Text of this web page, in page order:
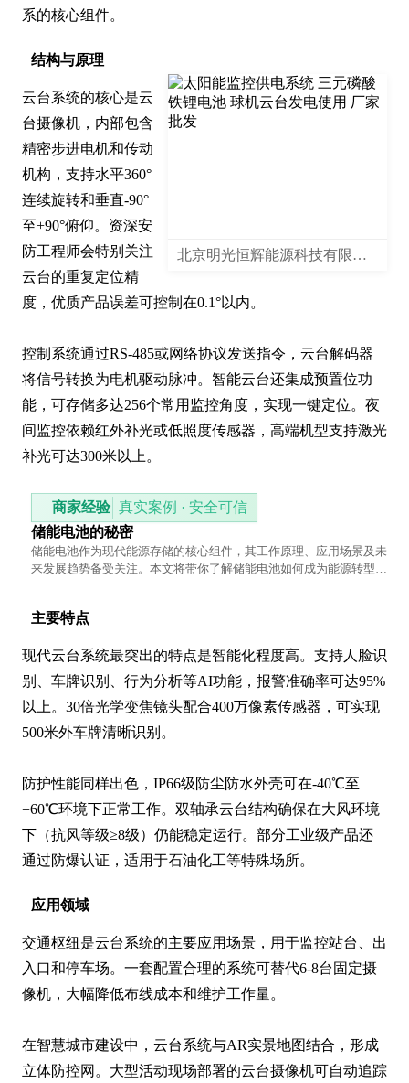
系的核心组件。
结构与原理
北京明光恒辉能源科技有限公司
云台系统的核心是云
台摄像机，内部包含
精密步进电机和传动
机构，支持水平360°
连续旋转和垂直-90°
至+90°俯仰。资深安
防工程师会特别关注
云台的重复定位精
度，优质产品误差可控制在0.1°以内。
控制系统通过RS-485或网络协议发送指令，云台解码器
将信号转换为电机驱动脉冲。智能云台还集成预置位功
能，可存储多达256个常用监控角度，实现一键定位。夜
间监控依赖红外补光或低照度传感器，高端机型支持激光
补光可达300米以上。
商家经验 真实案例 · 安全可信
储能电池的秘密
储能电池作为现代能源存储的核心组件，其工作原理、应用场景及未
来发展趋势备受关注。本文将带你了解储能电池如何成为能源转型的
主要特点
现代云台系统最突出的特点是智能化程度高。支持人脸识
别、车牌识别、行为分析等AI功能，报警准确率可达95%
以上。30倍光学变焦镜头配合400万像素传感器，可实现
500米外车牌清晰识别。
防护性能同样出色，IP66级防尘防水外壳可在-40℃至
+60℃环境下正常工作。双轴承云台结构确保在大风环境
下（抗风等级≥8级）仍能稳定运行。部分工业级产品还
通过防爆认证，适用于石油化工等特殊场所。
应用领域
交通枢纽是云台系统的主要应用场景，用于监控站台、出
入口和停车场。一套配置合理的系统可替代6-8台固定摄
像机，大幅降低布线成本和维护工作量。
在智慧城市建设中，云台系统与AR实景地图结合，形成
立体防控网。大型活动现场部署的云台摄像机可自动追踪